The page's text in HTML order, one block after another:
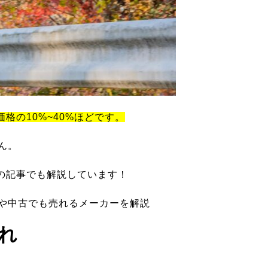
格の10%~40%ほどです。
。
事でも解説しています！
中古でも売れるメーカーを解説